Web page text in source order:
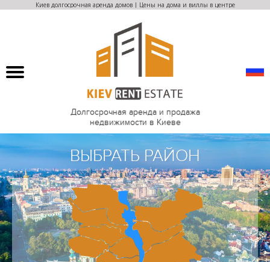
Киев долгосрочная аренда домов | Цены на дома и виллы в центре
Долгосрочная аренда и продажа
недвижимости в Киеве
ВЫБРАТЬ РАЙОН